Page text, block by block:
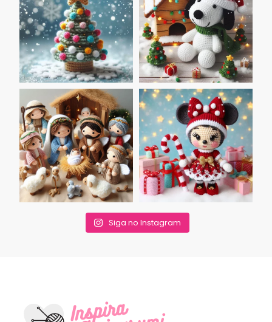
Siga no Instagram